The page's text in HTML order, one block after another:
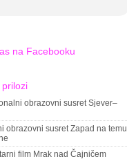
na Facebooku
prilozi
obrazovni susret Sjever–
obrazovni susret Zapad na temu
film Mrak nad Čajničem